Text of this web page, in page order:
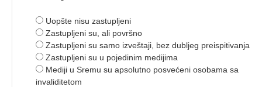
Uopšte nisu zastupljeni
Zastupljeni su, ali površno
Zastupljeni su samo izveštaji, bez dubljeg preispitivanja
Zastupljeni su u pojedinim medijima
Mediji u Sremu su apsolutno posvećeni osobama sa
invaliditetom